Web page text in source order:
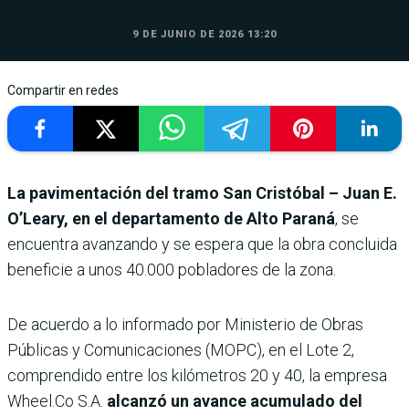
9 DE JUNIO DE 2026 13:20
Compartir en redes
La pavimentación del tramo San Cristóbal – Juan E.
O’Leary, en el departamento de Alto Paraná, se
encuentra avanzando y se espera que la obra concluida
beneficie a unos 40.000 pobladores de la zona.
De acuerdo a lo informado por Ministerio de Obras
Públicas y Comunicaciones (MOPC), en el Lote 2,
comprendido entre los kilómetros 20 y 40, la empresa
Wheel.Co S.A. alcanzó un avance acumulado del